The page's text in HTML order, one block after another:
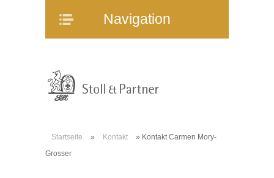
Navigation
Navigation
Mitarbeiter
Startseite » Kontakt » Kontakt Carmen Mory-
Grosser